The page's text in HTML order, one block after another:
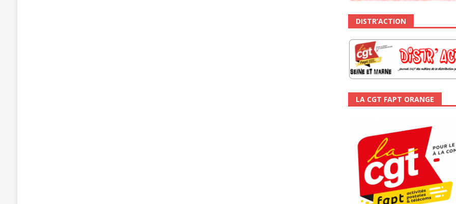
DISTR’ACTION
LA CGT FAPT ORANGE